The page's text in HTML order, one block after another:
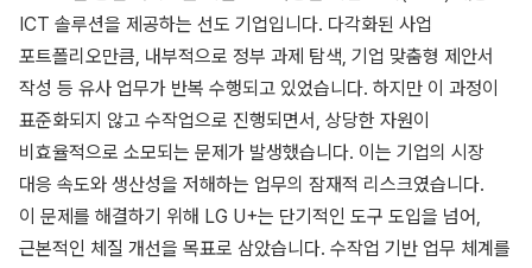
ICT 솔루션을 제공하는 선도 기업입니다. 다각화된 사업
포트폴리오만큼, 내부적으로 정부 과제 탐색, 기업 맞춤형 제안서
작성 등 유사 업무가 반복 수행되고 있었습니다. 하지만 이 과정이
표준화되지 않고 수작업으로 진행되면서, 상당한 자원이
비효율적으로 소모되는 문제가 발생했습니다. 이는 기업의 시장
대응 속도와 생산성을 저해하는 업무의 잠재적 리스크였습니다.
이 문제를 해결하기 위해 LG U+는 단기적인 도구 도입을 넘어,
근본적인 체질 개선을 목표로 삼았습니다. 수작업 기반 업무 체계를